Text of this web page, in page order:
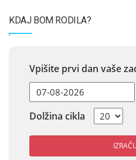
KDAJ BOM RODILA?
Vpišite prvi dan vaše
Dolžina cikla